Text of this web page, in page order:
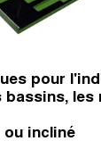
pour
bassins, les
ou incliné